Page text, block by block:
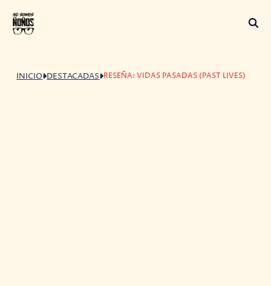
INICIO DESTACADAS RESEÑA: VIDAS PASADAS (PAST LIVES)